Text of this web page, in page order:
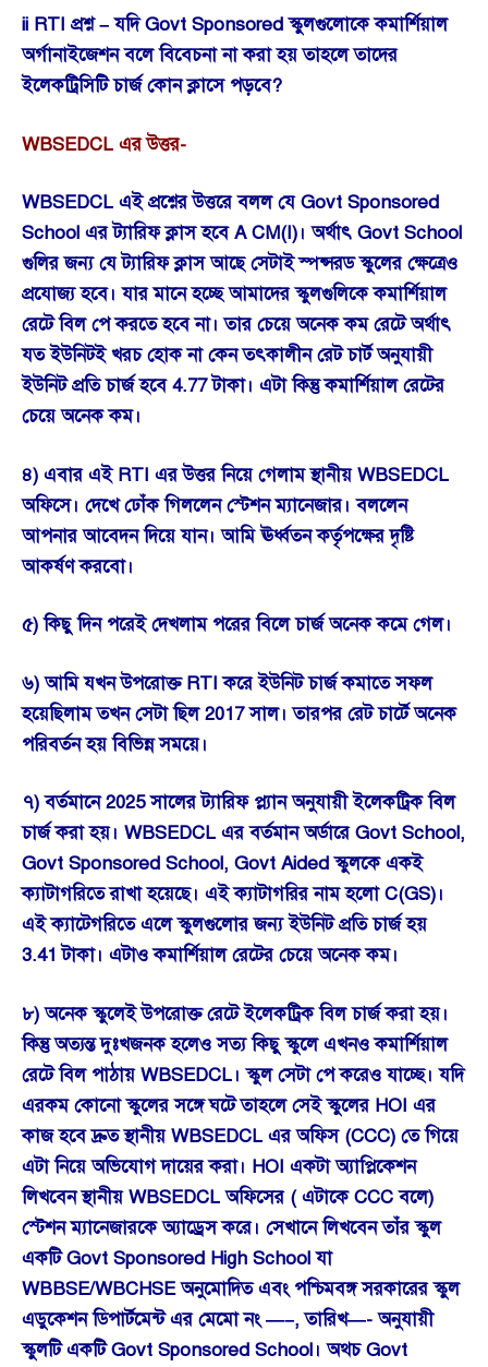
ii RTI প্রশ্ন – যদি Govt Sponsored স্কুলগুলোকে কমার্শিয়াল
অর্গানাইজেশন বলে বিবেচনা না করা হয় তাহলে তাদের
ইলেকট্রিসিটি চার্জ কোন ক্লাসে পড়বে?
WBSEDCL এর উত্তর-
WBSEDCL এই প্রশ্নের উত্তরে বলল যে Govt Sponsored
School এর ট্যারিফ ক্লাস হবে A CM(I)। অর্থাৎ Govt School
গুলির জন্য যে ট্যারিফ ক্লাস আছে সেটাই স্পন্সরড স্কুলের ক্ষেত্রেও
প্রযোজ্য হবে। যার মানে হচ্ছে আমাদের স্কুলগুলিকে কমার্শিয়াল
রেটে বিল পে করতে হবে না। তার চেয়ে অনেক কম রেটে অর্থাৎ
যত ইউনিটই খরচ হোক না কেন তৎকালীন রেট চার্ট অনুযায়ী
ইউনিট প্রতি চার্জ হবে 4.77 টাকা। এটা কিন্তু কমার্শিয়াল রেটের
চেয়ে অনেক কম।
৪) এবার এই RTI এর উত্তর নিয়ে গেলাম স্থানীয় WBSEDCL
অফিসে। দেখে ঢোঁক গিললেন স্টেশন ম্যানেজার। বললেন
আপনার আবেদন দিয়ে যান। আমি ঊর্ধ্বতন কর্তৃপক্ষের দৃষ্টি
আকর্ষণ করবো।
৫) কিছু দিন পরেই দেখলাম পরের বিলে চার্জ অনেক কমে গেল।
৬) আমি যখন উপরোক্ত RTI করে ইউনিট চার্জ কমাতে সফল
হয়েছিলাম তখন সেটা ছিল 2017 সাল। তারপর রেট চার্টে অনেক
পরিবর্তন হয় বিভিন্ন সময়ে।
৭) বর্তমানে 2025 সালের ট্যারিফ প্ল্যান অনুযায়ী ইলেকট্রিক বিল
চার্জ করা হয়। WBSEDCL এর বর্তমান অর্ডারে Govt School,
Govt Sponsored School, Govt Aided স্কুলকে একই
ক্যাটাগরিতে রাখা হয়েছে। এই ক্যাটাগরির নাম হলো C(GS)।
এই ক্যাটেগরিতে এলে স্কুলগুলোর জন্য ইউনিট প্রতি চার্জ হয়
3.41 টাকা। এটাও কমার্শিয়াল রেটের চেয়ে অনেক কম।
৮) অনেক স্কুলেই উপরোক্ত রেটে ইলেকট্রিক বিল চার্জ করা হয়।
কিন্তু অত্যন্ত দুঃখজনক হলেও সত্য কিছু স্কুলে এখনও কমার্শিয়াল
রেটে বিল পাঠায় WBSEDCL। স্কুল সেটা পে করেও যাচ্ছে। যদি
এরকম কোনো স্কুলের সঙ্গে ঘটে তাহলে সেই স্কুলের HOI এর
কাজ হবে দ্রুত স্থানীয় WBSEDCL এর অফিস (CCC) তে গিয়ে
এটা নিয়ে অভিযোগ দায়ের করা। HOI একটা অ্যাপ্লিকেশন
লিখবেন স্থানীয় WBSEDCL অফিসের ( এটাকে CCC বলে)
স্টেশন ম্যানেজারকে অ্যাড্রেস করে। সেখানে লিখবেন তাঁর স্কুল
একটি Govt Sponsored High School যা
WBBSE/WBCHSE অনুমোদিত এবং পশ্চিমবঙ্গ সরকারের স্কুল
এডুকেশন ডিপার্টমেন্ট এর মেমো নং —–, তারিখ—- অনুযায়ী
স্কুলটি একটি Govt Sponsored School। অথচ Govt